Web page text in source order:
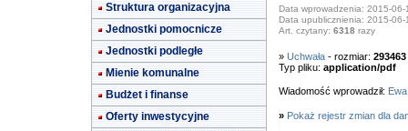
Struktura organizacyjna
Jednostki pomocnicze
Jednostki podległe
Mienie komunalne
Budżet i finanse
Oferty inwestycyjne
Data wprowadzenia: 2015-06-
Data upublicznienia: 2015-06-
Art. czytany: 6318 razy
» Uchwała- rozmiar: 293463
Typ pliku: application/pdf
Wiadomość wprowadził:
» Pokaż rejestr zmian dla